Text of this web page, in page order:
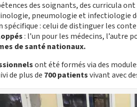
des soignants, des curricula
pneumologie et infectiologie
: celui de distinguer les
: l’un pour les médecins, l’autre
de santé nationaux.
ont été formés via des
de plus de 700 patientsvivant avec